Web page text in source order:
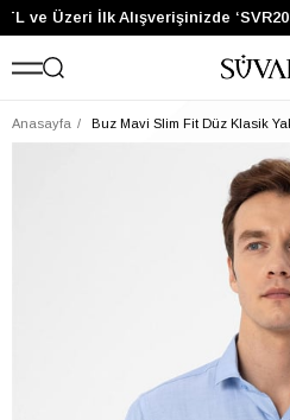
ve Üzeri İlk Alışverişinizde
Anasayfa Buz Mavi Slim Fit Düz Klasik